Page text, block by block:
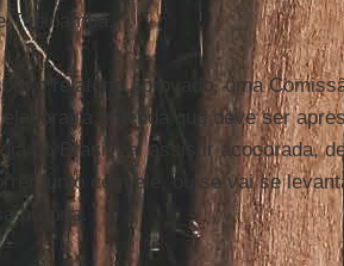
Tupinambá.
o relatório aprovado, uma
a emenda que deve ser
do Brasil vai assistir acocorada,
junto com ele, ou se vai se
própria.